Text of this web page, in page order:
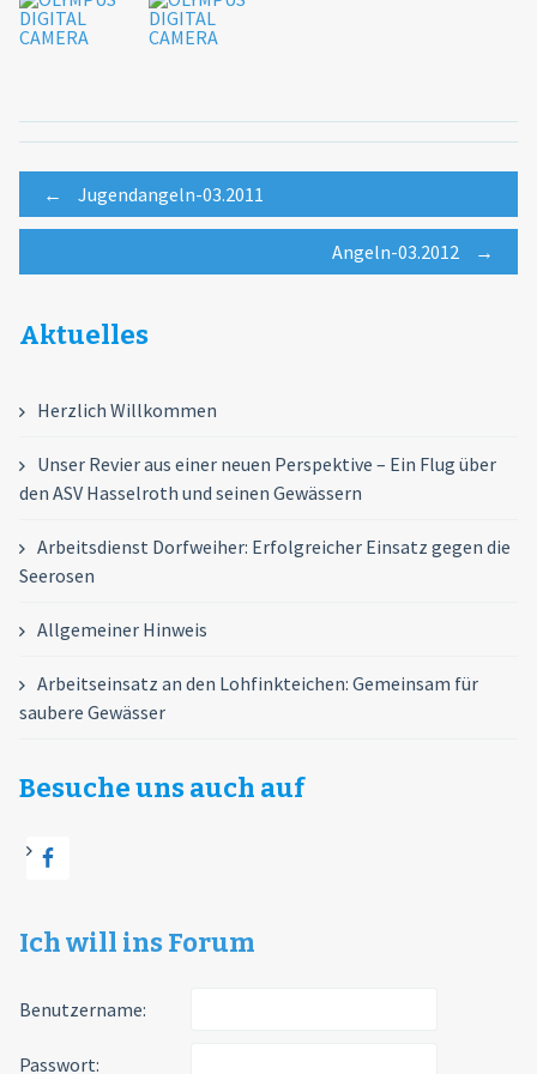
Post
navigation
← Jugendangeln-03.2011
Angeln-03.2012 →
Aktuelles
Herzlich Willkommen
Unser Revier aus einer neuen Perspektive – Ein Flug über
den ASV Hasselroth und seinen Gewässern
Arbeitsdienst Dorfweiher: Erfolgreicher Einsatz gegen die
Seerosen
Allgemeiner Hinweis
Arbeitseinsatz an den Lohfinkteichen: Gemeinsam für
saubere Gewässer
Besuche uns auch auf
Ich will ins Forum
Benutzername:
Passwort: